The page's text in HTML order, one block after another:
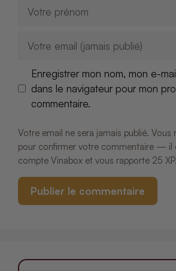
mail
Enregistrer mon nom, mon e-
dans le navigateur pour mon
commentaire.
Votre email ne sera jamais publié. Vous
pour confirmer votre commentaire — il
compte Vinabox et vous rapporte 25 XP.